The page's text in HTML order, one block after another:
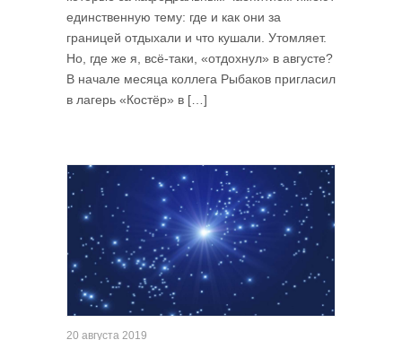
единственную тему: где и как они за
границей отдыхали и что кушали. Утомляет.
Но, где же я, всё-таки, «отдохнул» в августе?
В начале месяца коллега Рыбаков пригласил
в лагерь «Костёр» в […]
20 августа 2019